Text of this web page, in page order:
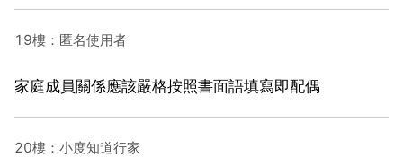
19樓：匿名使用者
家庭成員關係應該嚴格按照書面語填寫即配偶
20樓：小度知道行家